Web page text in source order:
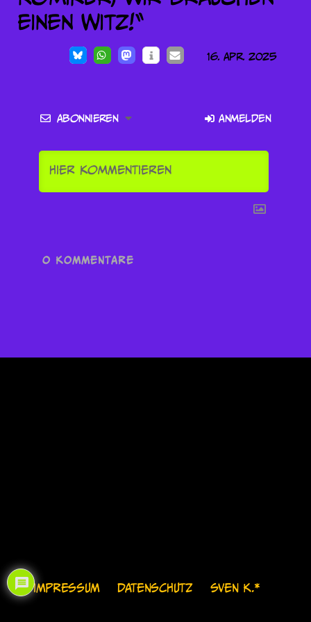
16. Apr. 2025
Abonnieren Anmelden
0 KOMMENTARE
IMPRESSUM DATENSCHUTZ SVEN K.*